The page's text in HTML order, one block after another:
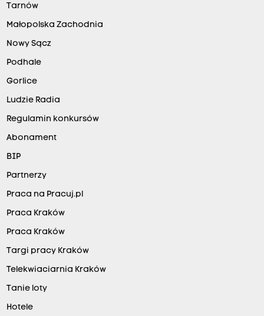
Tarnów
Małopolska Zachodnia
Nowy Sącz
Podhale
Gorlice
Ludzie Radia
Regulamin konkursów
Abonament
BIP
Partnerzy
Praca na Pracuj.pl
Praca Kraków
Praca Kraków
Targi pracy Kraków
Telekwiaciarnia Kraków
Tanie loty
Hotele